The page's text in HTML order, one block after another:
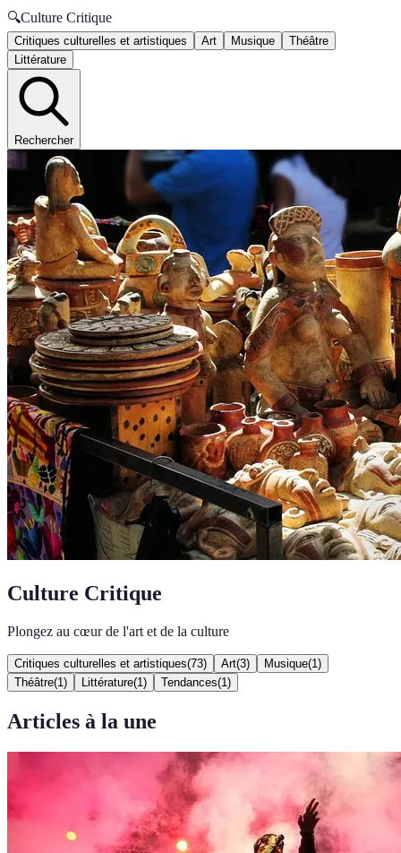
🔍Culture Critique
Critiques culturelles et artistiques Art Musique
Théâtre
Littérature
Rechercher
Culture Critique
Plongez au cœur de l'art et de la culture
Critiques culturelles et artistiques(73) Art(3) Musique(1 )
Théâtre(1 ) Littérature(1 ) Tendances(1 )
Articles à la une